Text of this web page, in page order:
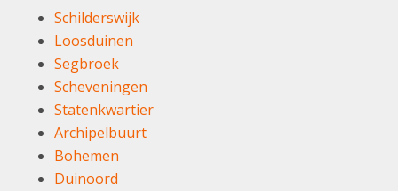
Schilderswijk
Loosduinen
Segbroek
Scheveningen
Statenkwartier
Archipelbuurt
Bohemen
Duinoord